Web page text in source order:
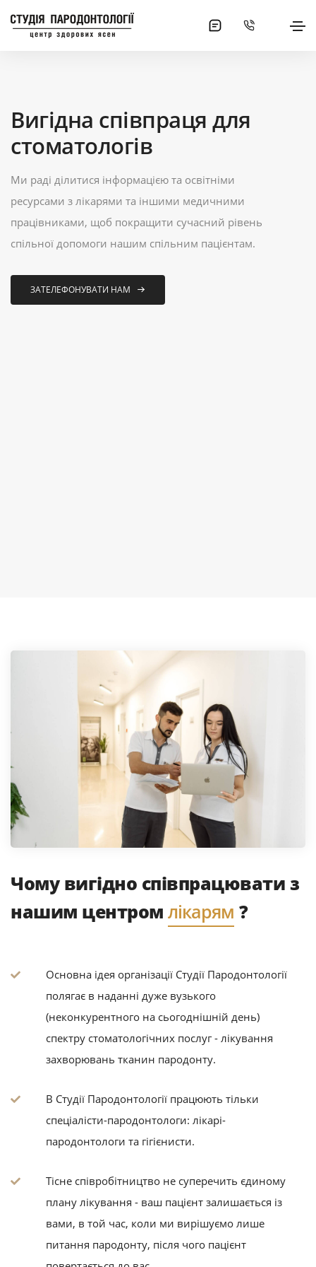
Вигідна співпраця для
стоматологів
Ми раді ділитися інформацією та освітніми
ресурсами з лікарями та іншими медичними
працівниками, щоб покращити сучасний рівень
спільної допомоги нашим спільним пацієнтам.
ЗАТЕЛЕФОНУВАТИ НАМ
Чому вигідно співпрацювати з
нашим центром лікарям ?
Основна ідея організації Студії Пародонтології
полягає в наданні дуже вузького
(неконкурентного на сьогоднішній день)
спектру стоматологічних послуг - лікування
захворювань тканин пародонту.
В Студії Пародонтології працюють тільки
спеціалісти-пародонтологи: лікарі-
пародонтологи та гігієнисти.
Тісне співробітництво не суперечить єдиному
плану лікування - ваш пацієнт залишається із
вами, в той час, коли ми вирішуємо лише
питання пародонту, після чого пацієнт